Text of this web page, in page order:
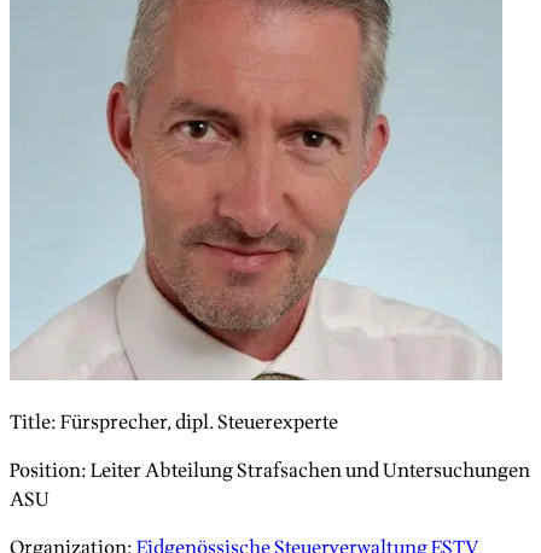
Title:Fürsprecher, dipl. Steuerexperte
Position:Leiter Abteilung Strafsachen und Untersuchungen
ASU